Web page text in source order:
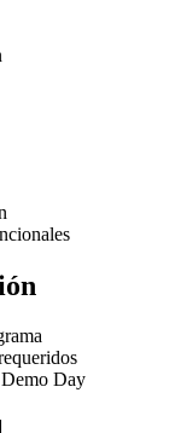
Day